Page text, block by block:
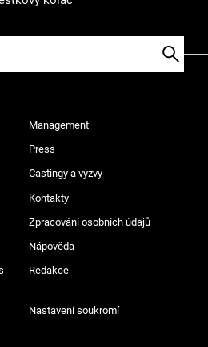
Management
Press
Castingy a výzvy
Kontakty
Zpracování osobních údajů
Nápověda
Redakce
Nastavení soukromí